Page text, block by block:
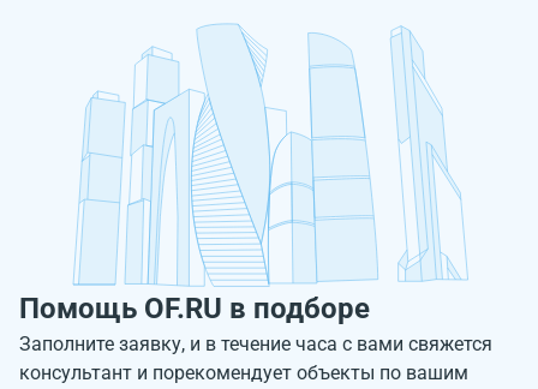
Помощь OF.RU в подборе
Заполните заявку, и в течение часа с вами свяжется
консультант и порекомендует объекты по вашим